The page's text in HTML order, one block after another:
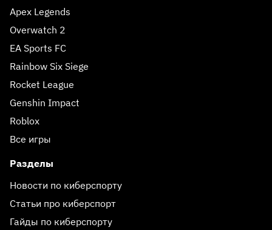
Apex Legends
Overwatch 2
EA Sports FC
Rainbow Six Siege
Rocket League
Genshin Impact
Roblox
Все игры
Разделы
Новости по киберспорту
Статьи про киберспорт
Гайды по киберспорту